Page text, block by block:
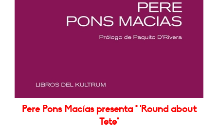
Pere Pons Macías presenta " 'Round about
Tete"